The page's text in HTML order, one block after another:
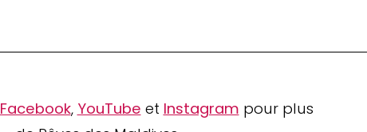
Facebook, YouTube et Instagram pour plus